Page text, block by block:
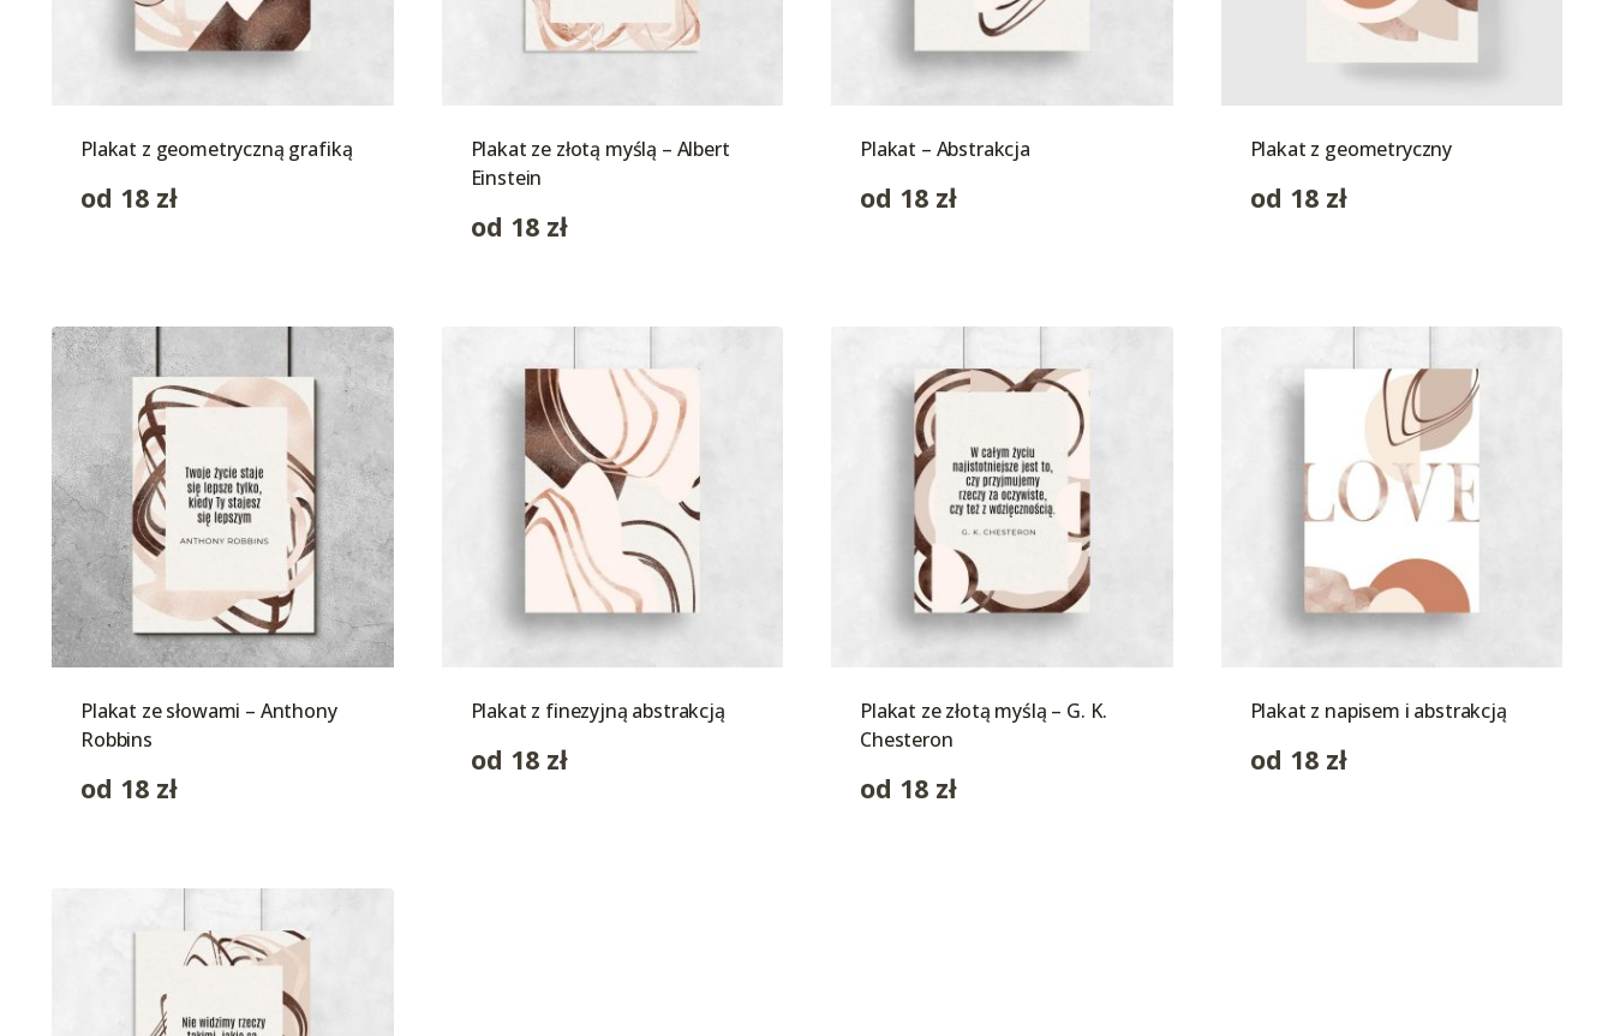
Plakat z geometryczną grafiką
od 18 zł
Plakat ze złotą myślą – Albert
Einstein
od 18 zł
Plakat – Abstrakcja
od 18 zł
Plakat z geometryczny
od 18 zł
Plakat ze słowami – Anthony
Robbins
od 18 zł
Plakat z finezyjną abstrakcją
od 18 zł
Plakat ze złotą myślą – G. K.
Chesteron
od 18 zł
Plakat z napisem i abstrakcją
od 18 zł